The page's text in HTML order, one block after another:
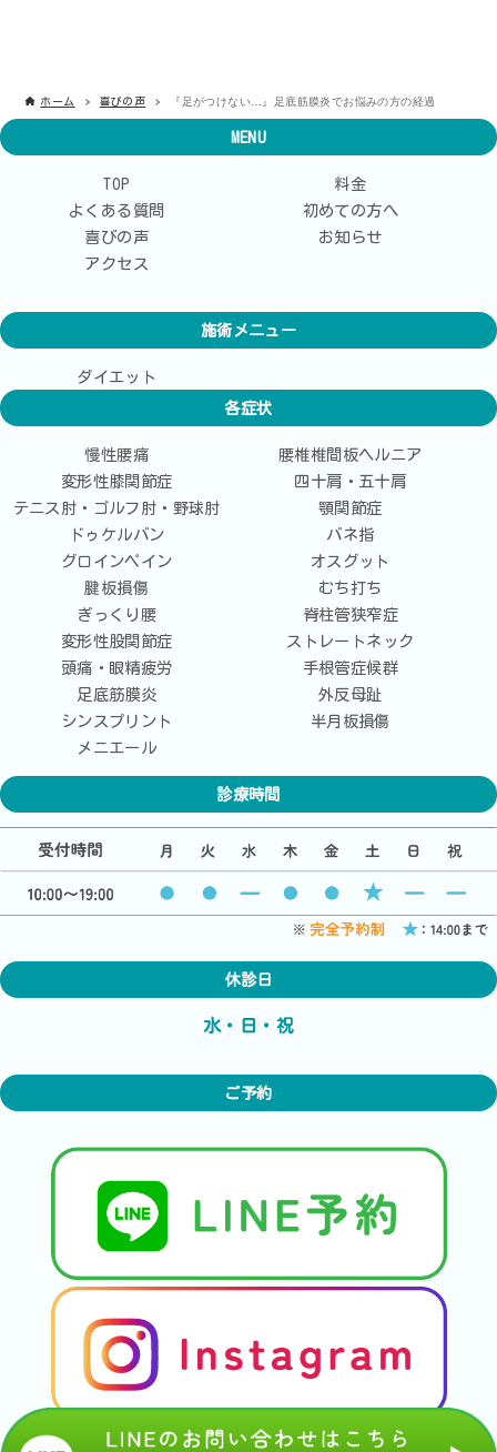
ホーム 喜びの声 『足がつけない…』足底筋膜炎でお悩みの方の経過
MENU
TOP
料金
よくある質問
初めての方へ
喜びの声
お知らせ
アクセス
施術メニュー
ダイエット
各症状
慢性腰痛
腰椎椎間板ヘルニア
変形性膝関節症
四十肩・五十肩
テニス肘・ゴルフ肘・野球肘
顎関節症
ドゥケルバン
バネ指
グロインペイン
オスグット
腱板損傷
むち打ち
ぎっくり腰
脊柱管狭窄症
変形性股関節症
ストレートネック
頭痛・眼精疲労
手根管症候群
足底筋膜炎
外反母趾
シンスプリント
半月板損傷
メニエール
診療時間
休診日
水・日・祝
ご予約